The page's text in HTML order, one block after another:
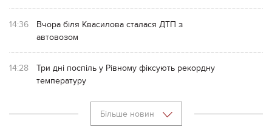
14:36
Вчора біля Квасилова сталася ДТП з
автовозом
14:28
Три дні поспіль у Рівному фіксують рекордну
температуру
Більше новин